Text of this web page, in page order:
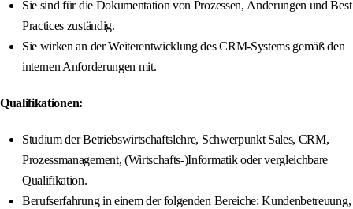
Sie sind für die Dokumentation von Prozessen, Änderungen und Best
Practices zuständig.
Sie wirken an der Weiterentwicklung des CRM-Systems gemäß den
internen Anforderungen mit.
Qualifikationen:
Studium der Betriebswirtschaftslehre, Schwerpunkt Sales, CRM,
Prozessmanagement, (Wirtschafts-)Informatik oder vergleichbare
Qualifikation.
Berufserfahrung in einem der folgenden Bereiche: Kundenbetreuung,